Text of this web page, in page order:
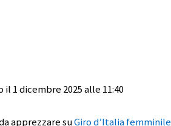
1 dicembre 2025 alle 11:40
apprezzare suGiro d’Italia femminile